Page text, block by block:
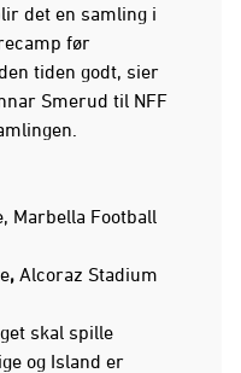
det en samling i
før
tiden godt, sier
Smerud til NFF
Marbella Football
, Alcoraz Stadium
skal spille
og Island er